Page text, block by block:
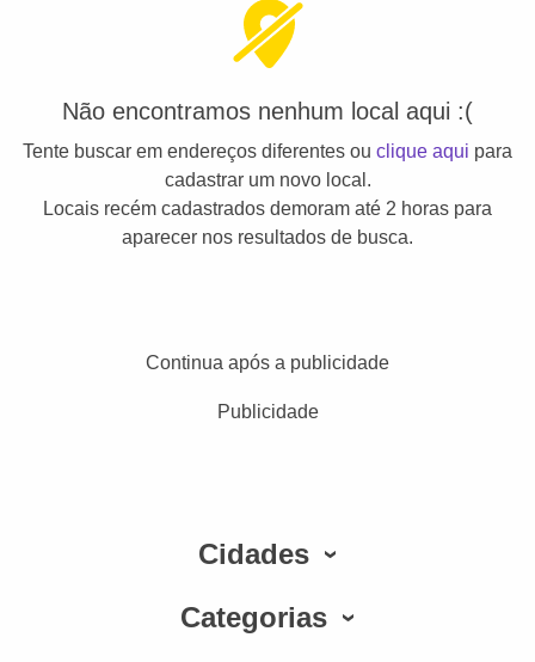
Não encontramos nenhum local aqui :(
Tente buscar em endereços diferentes ou clique aqui para
cadastrar um novo local.
Locais recém cadastrados demoram até 2 horas para
aparecer nos resultados de busca.
Continua após a publicidade
Publicidade
Cidades
Categorias